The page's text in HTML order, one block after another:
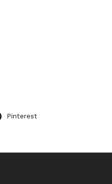
Pinterest